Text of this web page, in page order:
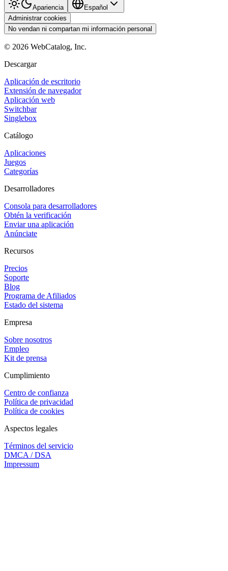
Apariencia
Español
Administrar cookies
No vendan ni compartan mi información personal
© 2026 WebCatalog, Inc.
Descargar
Aplicación de escritorio
Extensión de navegador
Aplicación web
Switchbar
Singlebox
Catálogo
Aplicaciones
Juegos
Categorías
Desarrolladores
Consola para desarrolladores
Obtén la verificación
Enviar una aplicación
Anúnciate
Recursos
Precios
Soporte
Blog
Programa de Afiliados
Estado del sistema
Empresa
Sobre nosotros
Empleo
Kit de prensa
Cumplimiento
Centro de confianza
Política de privacidad
Política de cookies
Aspectos legales
Términos del servicio
DMCA / DSA
Impressum